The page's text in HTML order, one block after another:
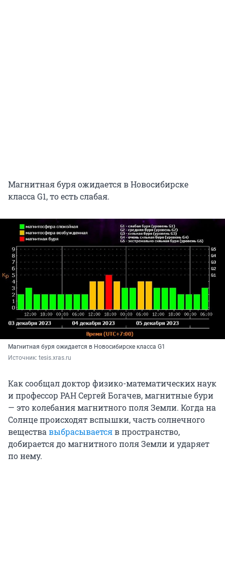
Магнитная буря ожидается в Новосибирске
класса G1, то есть слабая.
Магнитная буря ожидается в Новосибирске класса G1
Источник: tesis.xras.ru
Как сообщал доктор физико-математических наук
и профессор РАН Сергей Богачев, магнитные бури
— это колебания магнитного поля Земли. Когда на
Солнце происходят вспышки, часть солнечного
веществавыбрасываетсяв пространство,
добирается до магнитного поля Земли и ударяет
по нему.